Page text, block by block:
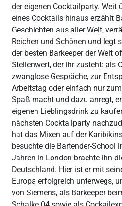
der eigenen Cocktailparty. Weit
eines Cocktails hinaus erzählt
Geschichten aus aller Welt,
Reichen und Schönen und legt
der besten Barkeeper der Welt
Stellenwert, der ihr zusteht: als
zwanglose Gespräche, zur
Arbeitstag oder einfach nur
Spaß macht und dazu anregt,
eigenen Lieblingsdrink zu
nächsten Cocktailparty
hat das Mixen auf der
besuchte die Bartender-School
Jahren in London brachte ihn
Deutschland. Hier ist er mit
Europa erfolgreich unterwegs,
von Siemens, als Barkeeper